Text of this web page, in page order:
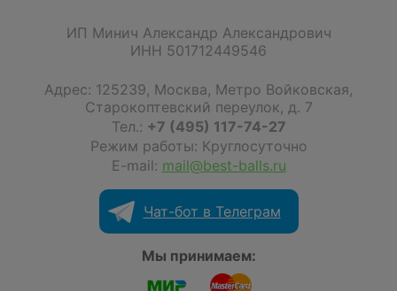
ИП Минич Александр Александрович
ИНН 501712449546
Адрес: 125239, Москва, Метро Войковская,
Старокоптевский переулок, д. 7
Тел.: +7 (495) 117-74-27
Режим работы: Круглосуточно
E-mail: mail@best-balls.ru
Чат-бот в Телеграм
Мы принимаем: